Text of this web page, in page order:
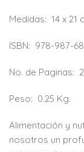
Medidas: 14 x 21
ISBN: 978-987-
No. de Paginas:
Peso: 0.25 Kg.
Alimentación y
nosotros un